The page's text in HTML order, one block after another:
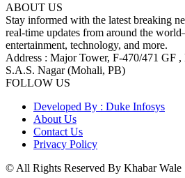
ABOUT US
Stay informed with the latest breaking
real-time updates from around the
entertainment, technology, and more.
Address : Major Tower, F-470/471 GF
S.A.S. Nagar (Mohali, PB)
FOLLOW US
Developed By : Duke Infosys
About Us
Contact Us
Privacy Policy
© All Rights Reserved By Khabar Wale